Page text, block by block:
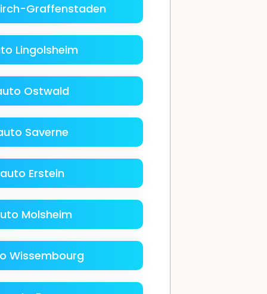
Graffenstaden
Lingolsheim
Ostwald
Saverne
Erstein
Molsheim
Wissembourg